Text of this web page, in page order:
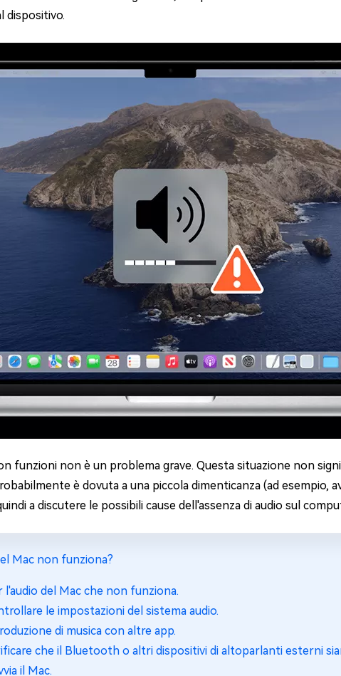
di Windows 11
4DDiG Email Repair
dispositivo.
funzioni non è un problema grave. Questa situazione non
è dovuta a una piccola dimenticanza (ad esempio,
a discutere le possibili cause dell'assenza di audio sul
Mac non funziona?
l'audio del Mac che non funziona.
le impostazioni del sistema audio.
di musica con altre app.
che il Bluetooth o altri dispositivi di altoparlanti esterni
il Mac.